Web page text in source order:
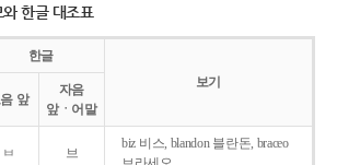
한글 대조표
한글
보기
앞
자음
앞ㆍ어말
ㅂ 브
biz 비스, blandon 블란돈, braceo